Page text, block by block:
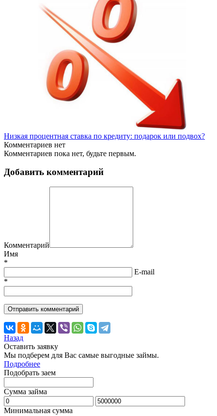
Низкая процентная ставка по кредиту: подарок или подвох?
Комментариев нет
Комментариев пока нет, будьте первым.
Добавить комментарий
Комментарий
Имя
*
E-mail
*
Назад
Оставить заявку
Мы подберем для Вас самые выгодные займы.
Подробнее
Подобрать заем
Сумма займа
Минимальная сумма